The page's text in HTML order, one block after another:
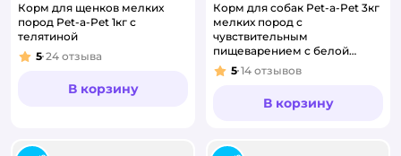
Корм для щенков мелких
пород Pet-a-Pet 1кг с
телятиной
Рейтинг:
5 24 отзыва
В корзину
Корм для собак Pet-a-Pet 3кг
мелких пород с
чувствительным
пищеварением с белой
рыбой
Рейтинг:
5 14 отзывов
В корзину